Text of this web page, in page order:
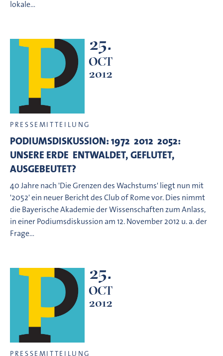
lokale…
25.
OCT
2012
PRESSEMITTEILUNG
PODIUMSDISKUSSION: 1972  2012  2052:
UNSERE ERDE  ENTWALDET, GEFLUTET,
AUSGEBEUTET?
40 Jahre nach 'Die Grenzen des Wachstums' liegt nun mit
'2052' ein neuer Bericht des Club of Rome vor. Dies nimmt
die Bayerische Akademie der Wissenschaften zum Anlass,
in einer Podiumsdiskussion am 12. November 2012 u. a. der
Frage…
25.
OCT
2012
PRESSEMITTEILUNG